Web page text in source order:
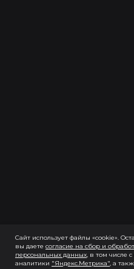
Сайт использует файлы «cookie».
вы даете согласие на сбор и
персональных данных, в том числе
аналитики "Яндекс.Метрика", а